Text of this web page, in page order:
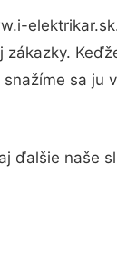
sa ju
ďalšie naše